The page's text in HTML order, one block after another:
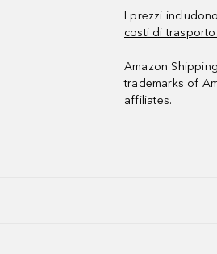
I prezzi
costi di trasporto.
Amazon
trademarks of
affiliates.